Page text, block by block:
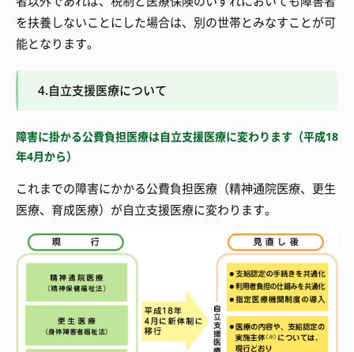
を扶養しないことにした場合は、別の世帯とみなすことが可
能となります。
4.自立支援医療について
障害に掛かる公費負担医療は自立支援医療に変わります（平成18
年4月から）
これまでの障害にかかる公費負担医療（精神通院医療、更生
医療、育成医療）が自立支援医療に変わります。